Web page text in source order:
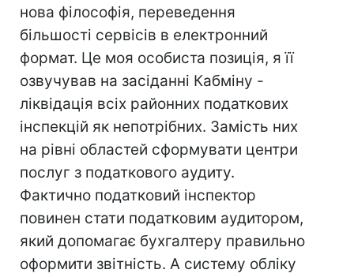
нова філософія, переведення
більшості сервісів в електронний
формат. Це моя особиста позиція, я її
озвучував на засіданні Кабміну -
ліквідація всіх районних податкових
інспекцій як непотрібних. Замість них
на рівні областей сформувати центри
послуг з податкового аудиту.
Фактично податковий інспектор
повинен стати податковим аудитором,
який допомагає бухгалтеру правильно
оформити звітність. А систему обліку